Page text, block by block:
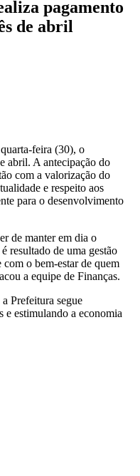
pagamento
de abril
feira (30), o
abril. A antecipação do
com a valorização do
e respeito aos
para o desenvolvimento
de manter em dia o
resultado de uma gestão
o bem-estar de quem
a equipe de Finanças.
Prefeitura segue
e estimulando a economia